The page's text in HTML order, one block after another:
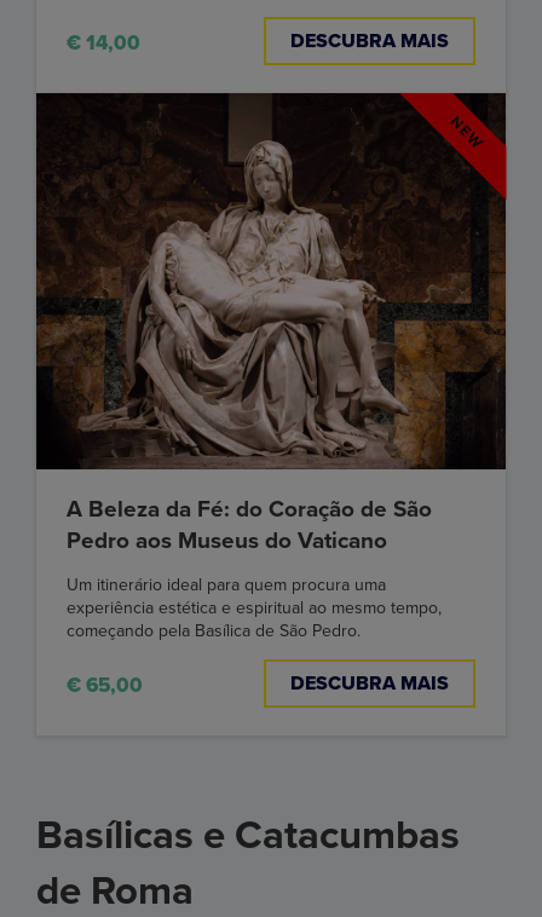
€ 14,00 DESCUBRA MAIS
A Beleza da Fé: do Coração de São
Pedro aos Museus do Vaticano
Um itinerário ideal para quem procura uma
experiência estética e espiritual ao mesmo tempo,
começando pela Basílica de São Pedro.
€ 65,00 DESCUBRA MAIS
Basílicas e Catacumbas
de Roma